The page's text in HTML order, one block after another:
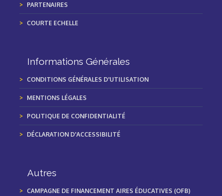
PARTENAIRES
COURTE ECHELLE
Informations Générales
CONDITIONS GÉNÉRALES D'UTILISATION
MENTIONS LÉGALES
POLITIQUE DE CONFIDENTIALITÉ
DÉCLARATION D'ACCESSIBILITÉ
Autres
CAMPAGNE DE FINANCEMENT AIRES ÉDUCATIVES (OFB)